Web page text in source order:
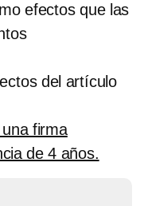
efectos que las
del artículo
firma
de 4 años.